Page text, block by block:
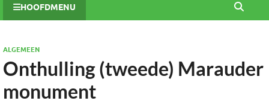
HOOFDMENU
ALGEMEEN
Onthulling (tweede) Marauder
monument